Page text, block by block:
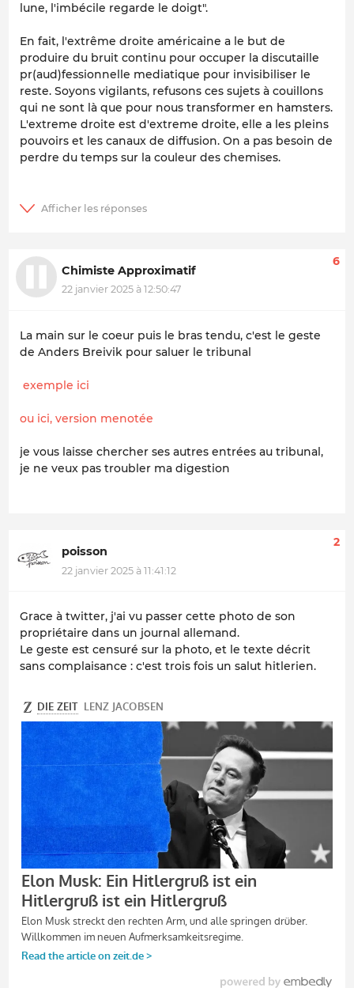
lune, l'imbécile regarde le doigt".
En fait, l'extrême droite américaine a le but de
produire du bruit continu pour occuper la discutaille
pr(aud)fessionnelle mediatique pour invisibiliser le
reste. Soyons vigilants, refusons ces sujets à couillons
qui ne sont là que pour nous transformer en hamsters.
L'extreme droite est d'extreme droite, elle a les pleins
pouvoirs et les canaux de diffusion. On a pas besoin de
perdre du temps sur la couleur des chemises.
Chimiste Approximatif
22 janvier 2025 à 12:50:47
6
La main sur le coeur puis le bras tendu, c'est le geste
de Anders Breivik pour saluer le tribunal
exemple ici
ou ici, version menotée
je vous laisse chercher ses autres entrées au tribunal,
je ne veux pas troubler ma digestion
poisson
22 janvier 2025 à 11:41:12
2
Grace à twitter, j'ai vu passer cette photo de son
propriétaire dans un journal allemand.
Le geste est censuré sur la photo, et le texte décrit
sans complaisance : c'est trois fois un salut hitlerien.